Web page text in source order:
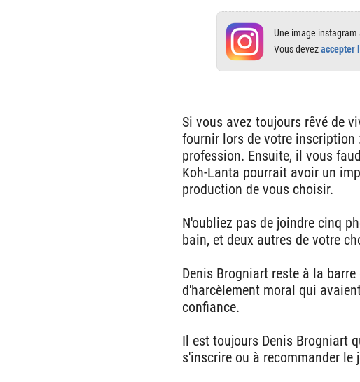
Une image
Vous devezaccepter
Si vous avez toujours rêvé de
fournir lors de votre
profession. Ensuite, il vous
Koh-Lanta pourrait avoir un
production de vous choisir.
N'oubliez pas de joindre cinq
bain, et deux autres de votre
Denis Brogniart reste à la
d'harcèlement moral qui
confiance.
Il est toujours Denis Brogniart
s'inscrire ou à recommander le